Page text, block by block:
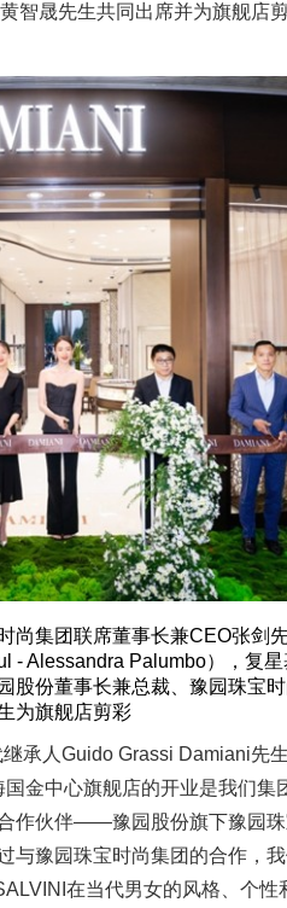
智晟先生共同出席并为旗舰店
尚集团联席董事长兼CEO张剑
- Alessandra Palumbo），复
股份董事长兼总裁、豫园珠宝
为旗舰店剪彩
承人Guido Grassi Damiani先
国金中心旗舰店的开业是我们集
作伙伴——豫园股份旗下豫园
与豫园珠宝时尚集团的合作，
在当代男女的风格、个性